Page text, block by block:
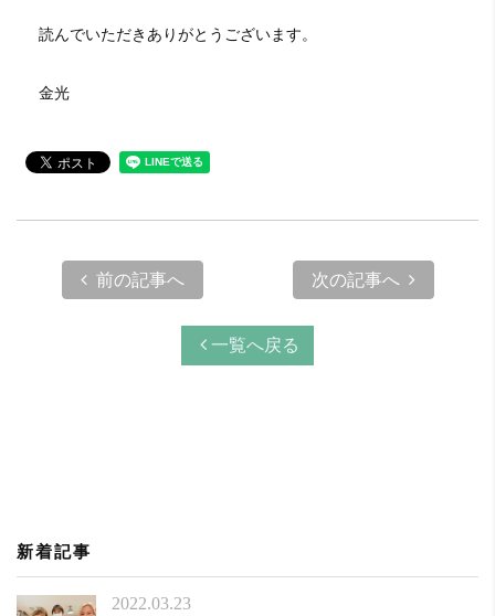
読んでいただきありがとうございます。
金光
前の記事へ 次の記事へ
一覧へ戻る
新着記事
2022.03.23